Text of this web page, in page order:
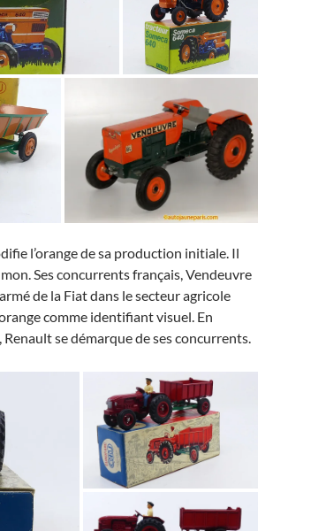
l’orange de sa production initiale. Il
Ses concurrents français, Vendeuvre
de la Fiat dans le secteur agricole
comme identifiant visuel. En
se démarque de ses concurrents.